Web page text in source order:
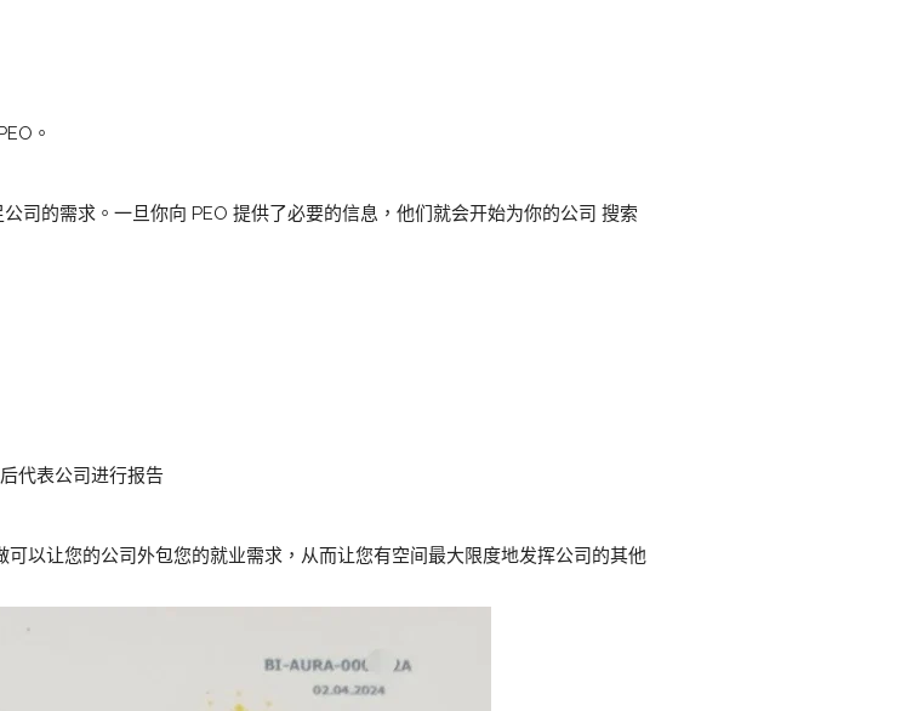
。
司的需求。一旦你向 PEO 提供了必要的信息，他们就会开始为你的公司 搜索
代表公司进行报告
以让您的公司外包您的就业需求，从而让您有空间最大限度地发挥公司的其他